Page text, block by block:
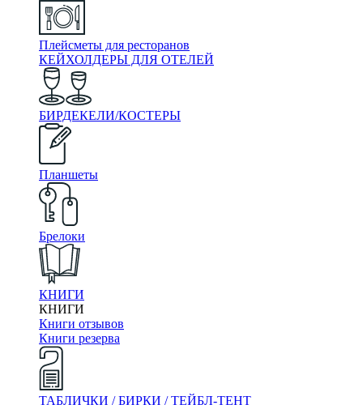
Плейсметы для ресторанов
КЕЙХОЛДЕРЫ ДЛЯ ОТЕЛЕЙ
БИРДЕКЕЛИ/КОСТЕРЫ
Планшеты
Брелоки
КНИГИ
КНИГИ
Книги отзывов
Книги резерва
ТАБЛИЧКИ / БИРКИ / ТЕЙБЛ-ТЕНТ